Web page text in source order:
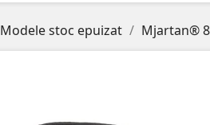
Modele stoc epuizat Mjartan®